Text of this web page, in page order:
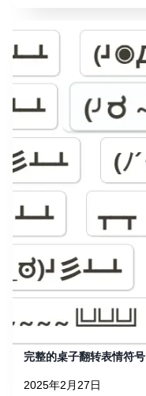
完整的桌子翻转表情符号
2025年2月27日